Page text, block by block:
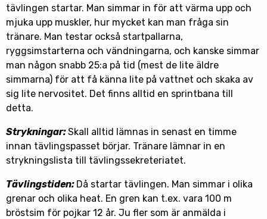
tävlingen startar. Man simmar in för att värma upp och
mjuka upp muskler, hur mycket kan man fråga sin
tränare. Man testar också startpallarna,
ryggsimstarterna och vändningarna, och kanske simmar
man någon snabb 25:a på tid (mest de lite äldre
simmarna) för att få känna lite på vattnet och skaka av
sig lite nervositet. Det finns alltid en sprintbana till
detta.
Strykningar:Skall alltid lämnas in senast en timme
innan tävlingspasset börjar. Tränare lämnar in en
strykningslista till tävlingssekreteriatet.
Tävlingstiden: Då startar tävlingen. Man simmar i olika
grenar och olika heat. En gren kan t.ex. vara 100 m
bröstsim för pojkar 12 år. Ju fler som är anmälda i